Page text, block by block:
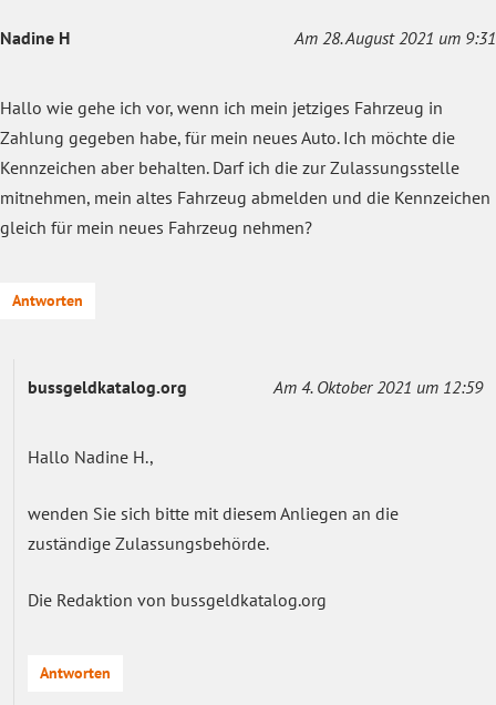
Nadine H Am 28. August 2021 um 9:31
Hallo wie gehe ich vor, wenn ich mein jetziges Fahrzeug in
Zahlung gegeben habe, für mein neues Auto. Ich möchte die
Kennzeichen aber behalten. Darf ich die zur Zulassungsstelle
mitnehmen, mein altes Fahrzeug abmelden und die Kennzeichen
gleich für mein neues Fahrzeug nehmen?
Antworten
bussgeldkatalog.org Am 4. Oktober 2021 um 12:59
Hallo Nadine H.,
wenden Sie sich bitte mit diesem Anliegen an die
zuständige Zulassungsbehörde.
Die Redaktion von bussgeldkatalog.org
Antworten